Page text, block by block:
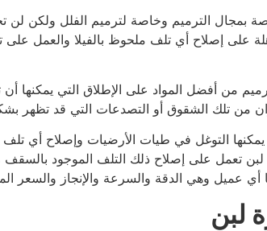
بمجال الترميم وخاصة لترميم الفلل ولكن
على إصلاح أي تلف ملحوظ بالفيلا والعمل
من أفضل المواد على الإطلاق التي يمكنها
من تلك الشقوق أو التصدعات التي قد تظهر
يمكنها التوغل في طيات الأرضيات وإصلاح أي
تعمل على إصلاح ذلك التلف الموجود
عميل وهي الدقة والسرعة والإنجاز والسعر
لبن